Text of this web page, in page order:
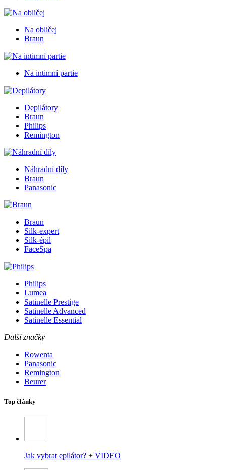
Na obličej
Braun
Na intimní partie
Depilátory
Braun
Philips
Remington
Náhradní díly
Braun
Panasonic
Braun
Silk-expert
Silk-épil
FaceSpa
Philips
Lumea
Satinelle Prestige
Satinelle Advanced
Satinelle Essential
Další značky
Rowenta
Panasonic
Remington
Beurer
Top články
Jak vybrat epilátor? + VIDEO